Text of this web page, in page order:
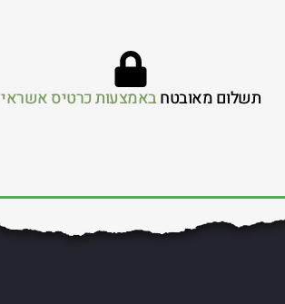
תשלום מאובטחבאמצעות כרטיס אשראי